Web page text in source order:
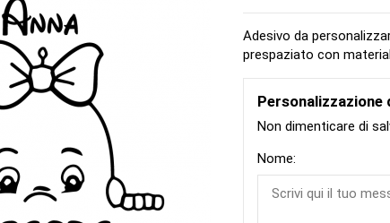
Adesivo da
prespaziato con
Non dimenticare di
Nome: